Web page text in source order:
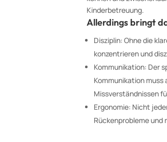
Kinderbetreuung.
Allerdings bringt
Disziplin: Ohne die
konzentrieren und
Kommunikation: Der
Kommunikation muss
Missverständnissen
Ergonomie: Nicht
Rückenprobleme und